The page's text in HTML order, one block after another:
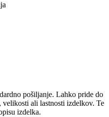
pošiljanje. Lahko pride do
velikosti ali lastnosti izdelkov. Te
izdelka.